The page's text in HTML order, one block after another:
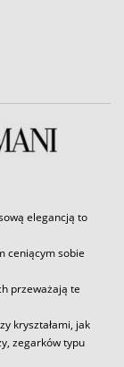
elegancją to
ceniącym sobie
przeważają te
kryształami, jak
zegarków typu